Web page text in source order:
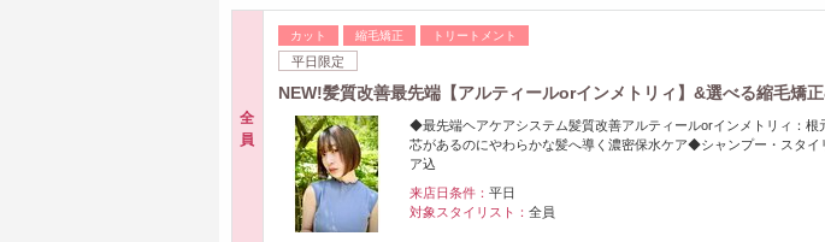
全
員
カット 縮毛矯正 トリートメント
平日限定
NEW!髪質改善最先端【アルティールorインメトリィ】&選べる縮毛矯
◆最先端ヘアケアシステム髪質改善アルティールorインメトリィ：根
芯があるのにやわらかな髪へ導く濃密保水ケア◆シャンプー・スタイ
ア込
来店日条件： 平日
対象スタイリスト： 全員